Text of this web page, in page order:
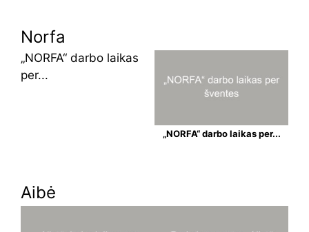
Norfa
„NORFA“ darbo laikas
per...
„NORFA“ darbo laikas per...
Aibė